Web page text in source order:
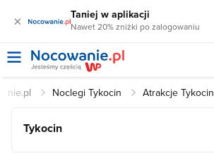
× Taniej w aplikacji
Nawet 20% zniżki po zalogowaniu
Noclegi Tykocin Atrakcje Tykocin
Tykocin